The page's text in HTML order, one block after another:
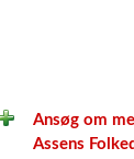
Ansøg om
Assens